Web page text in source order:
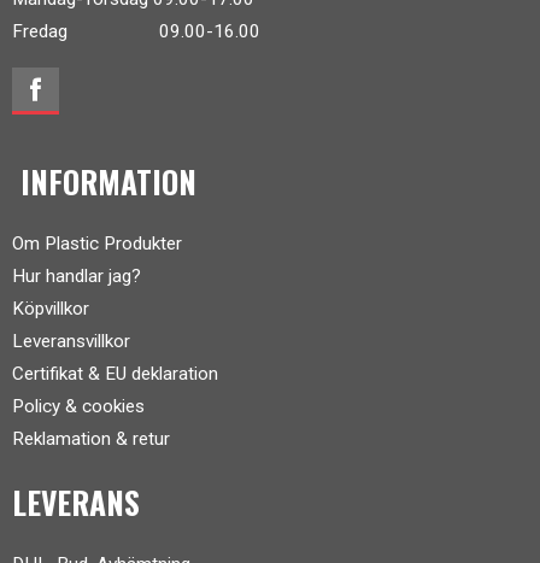
Fredag 09.00-16.00
INFORMATION
Om Plastic Produkter
Hur handlar jag?
Köpvillkor
Leveransvillkor
Certifikat & EU deklaration
Policy & cookies
Reklamation & retur
LEVERANS